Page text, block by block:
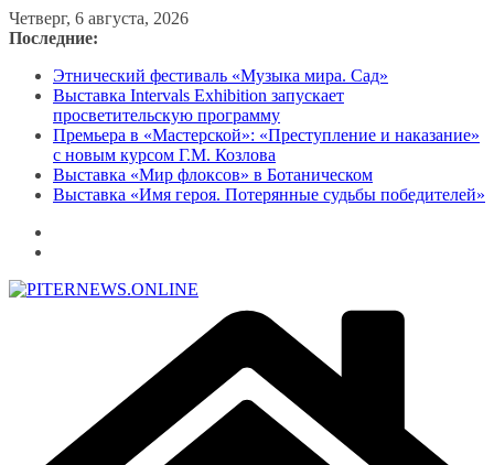
Перейти
к
Четверг, 6 августа, 2026
Последние:
Этнический фестиваль «Музыка мира. Сад»
Выставка Intervals Exhibition запускает
просветительскую программу
Премьера в «Мастерской»: «Преступление и наказание»
с новым курсом Г.М. Козлова
Выставка «Мир флоксов» в Ботаническом
Выставка «Имя героя. Потерянные судьбы победителей»